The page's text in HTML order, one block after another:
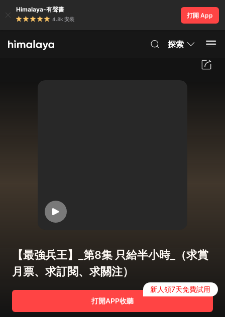
Himalaya-有聲書
4.8k 安裝
打開 App
探索
【最強兵王】_第8集 只給半小時_（求賞
月票、求訂閱、求關注）
打開APP收聽
新人領7天免費試用